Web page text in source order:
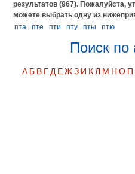
результатов (967). Пожалуйста,
можете выбрать одну из
пта
пте пти пту пты птю
Поиск по
А Б В Г Д Е Ж З И К Л М Н О П